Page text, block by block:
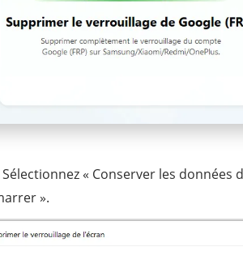
Sélectionnez « Conserver les
».